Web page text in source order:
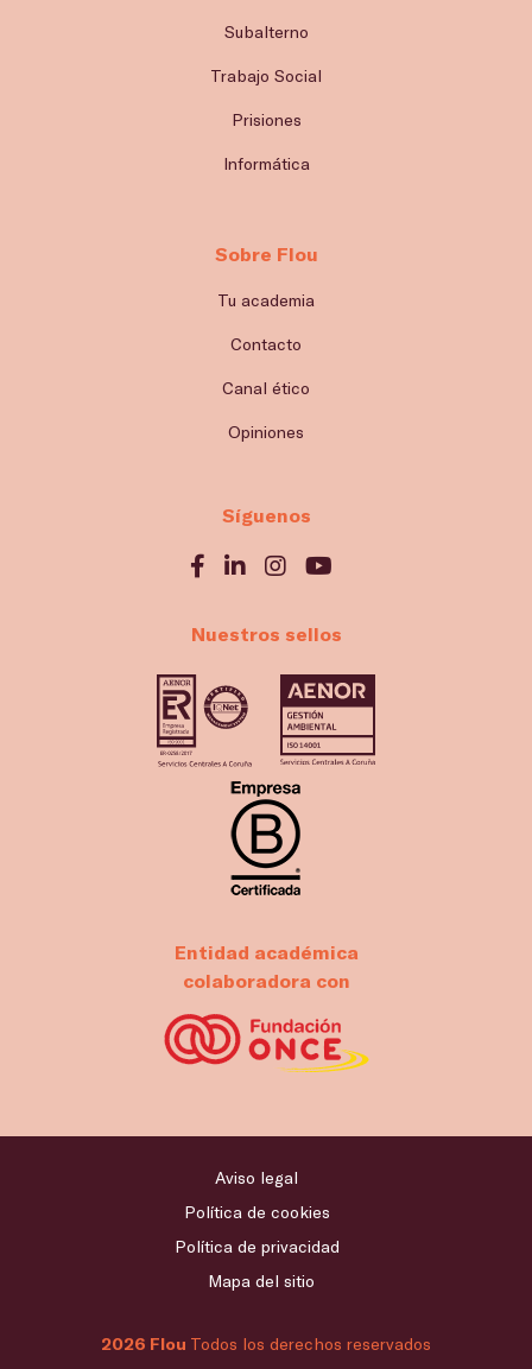
Subalterno
Trabajo Social
Prisiones
Informática
Sobre Flou
Tu academia
Contacto
Canal ético
Opiniones
Síguenos
Nuestros sellos
Entidad académica
colaboradora con
2026 Flou Todos los derechos reservados
Aviso legal
Política de cookies
Política de privacidad
Mapa del sitio